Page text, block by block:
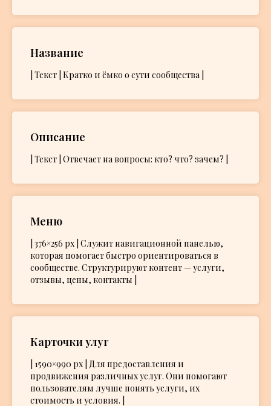
Название
| Текст | Кратко и ёмко о сути сообщества |
Описание
| Текст | Отвечает на вопросы: кто? что? зачем? |
Меню
| 376×256 px | Служит навигационной панелью,
которая помогает быстро ориентироваться в
сообществе. Структурируют контент — услуги,
отзывы, цены, контакты |
Карточки улуг
| 1590×990 px | Для предоставления и
продвижения различных услуг. Они помогают
пользователям лучше понять услуги, их
стоимость и условия. |